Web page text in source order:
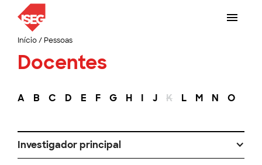
Início/ Pessoas
Docentes
A B C D E F G H I J K L M N O
Investigador principal